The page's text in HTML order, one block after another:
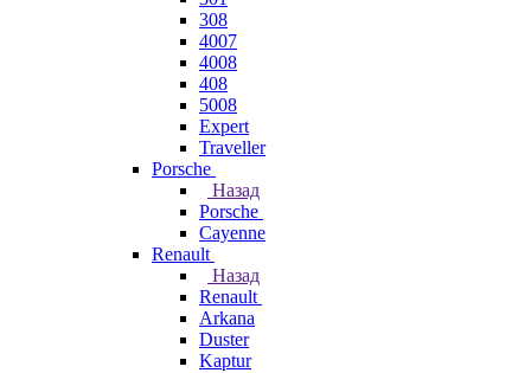
308
4007
4008
408
5008
Expert
Traveller
Porsche
Назад
Porsche
Cayenne
Renault
Назад
Renault
Arkana
Duster
Kaptur